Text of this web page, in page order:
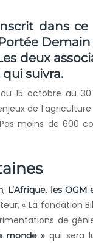
dans
deux
suivra.
15 octobre au
de
moins de 600
, L’Afrique, les
« La fondation
de
monde »qui sera